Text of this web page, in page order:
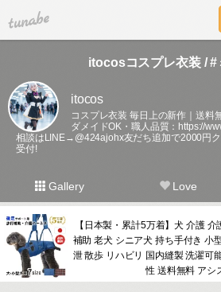
tuna.be
itocosコスプレ衣装 / #
itocos
コスプレ衣装 毎日上の新作｜送料
ダメイドOK・職人品質： https://
相談はLINE→@424ajohx友だち追加で2000円
受付!
Gallery Love
【日本製・累計5万着】犬 介護
補助 老犬 シニア犬 持ち手付き 小
泄 散歩 リハビリ 国内縫製 洗濯可
性 送料無料 アシ